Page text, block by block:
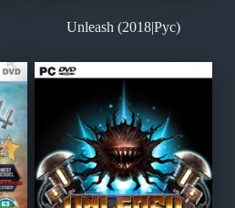
Unleash (2018|Рус)